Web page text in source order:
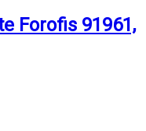
Forofis 91961,